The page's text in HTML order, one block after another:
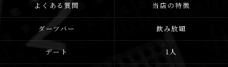
よくある質問 当店の特徴
ダーツバー 飲み放題
デート 1人